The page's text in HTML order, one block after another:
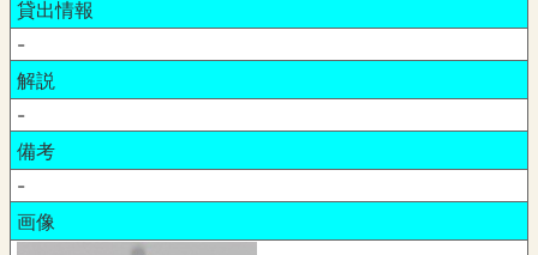
貸出情報
-
解説
-
備考
-
画像